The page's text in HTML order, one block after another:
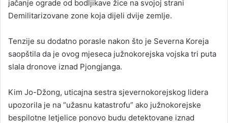
jačanje ograde od bodljikave žice na svojoj strani
Demilitarizovane zone koja dijeli dvije zemlje.
Tenzije su dodatno porasle nakon što je Severna Koreja
saopštila da je ovog mjeseca južnokorejska vojska tri puta
slala dronove iznad Pjongjanga.
Kim Jo-Džong, uticajna sestra sjevernokorejskog lidera
upozorila je na “užasnu katastrofu” ako južnokorejske
bespilotne letjelice ponovo budu detektovane iznad